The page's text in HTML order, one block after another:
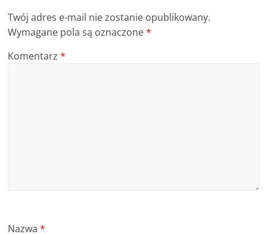
Twój adres e-mail nie zostanie opublikowany.
Wymagane pola są oznaczone*
Komentarz*
Nazwa*